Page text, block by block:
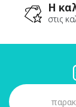
Η
στις